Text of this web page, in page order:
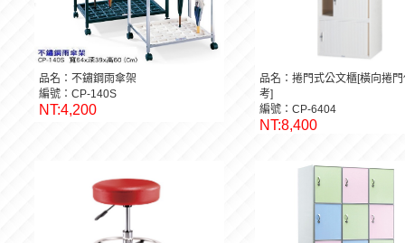
品名：不鏽鋼雨傘架
編號：CP-140S
NT:4,200
品名：捲門式公文櫃[橫向捲
考]
編號：CP-6404
NT:8,400